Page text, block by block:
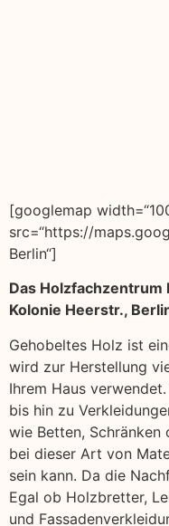
[googlemap
src=“https://
Berlin“]
Das Holzfachzentrum
Kolonie Heerstr.,
Gehobeltes Holz ist
wird zur Herstellung
Ihrem Haus
bis hin zu
wie Betten, Schränken
bei dieser Art von
sein kann. Da die
Egal ob Holzbretter,
und